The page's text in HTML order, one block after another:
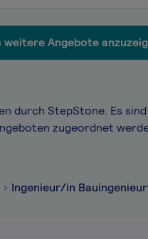
weitere Angebote
durch StepStone. Es
zugeordnet
Ingenieur/in